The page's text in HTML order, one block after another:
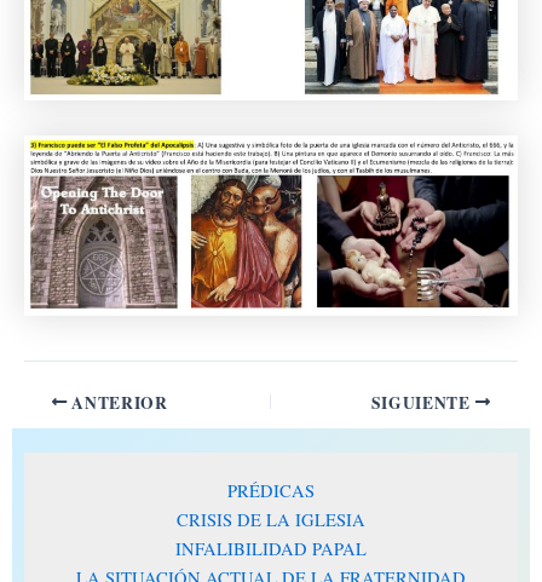
ANTERIOR SIGUIENTE
PRÉDICAS
CRISIS DE LA IGLESIA
INFALIBILIDAD PAPAL